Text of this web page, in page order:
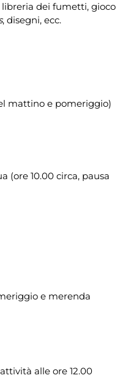
libreria dei fumetti, gioco
, disegni, ecc.
mattino e pomeriggio)
(ore 10.00 circa, pausa
e merenda
alle ore 12.00